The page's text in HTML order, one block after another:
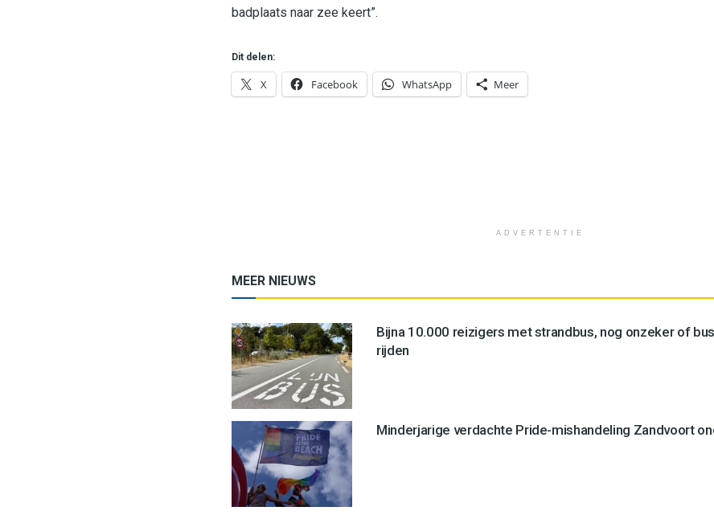
badplaats naar zee keert”.
Dit delen:
X Facebook WhatsApp Meer
ADVERTENTIE
MEER NIEUWS
Bijna 10.000 reizigers met strandbus, nog onzeker of
rijden
Minderjarige verdachte Pride-mishandeling Zandvoort